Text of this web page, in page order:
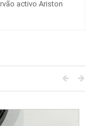
activo Ariston